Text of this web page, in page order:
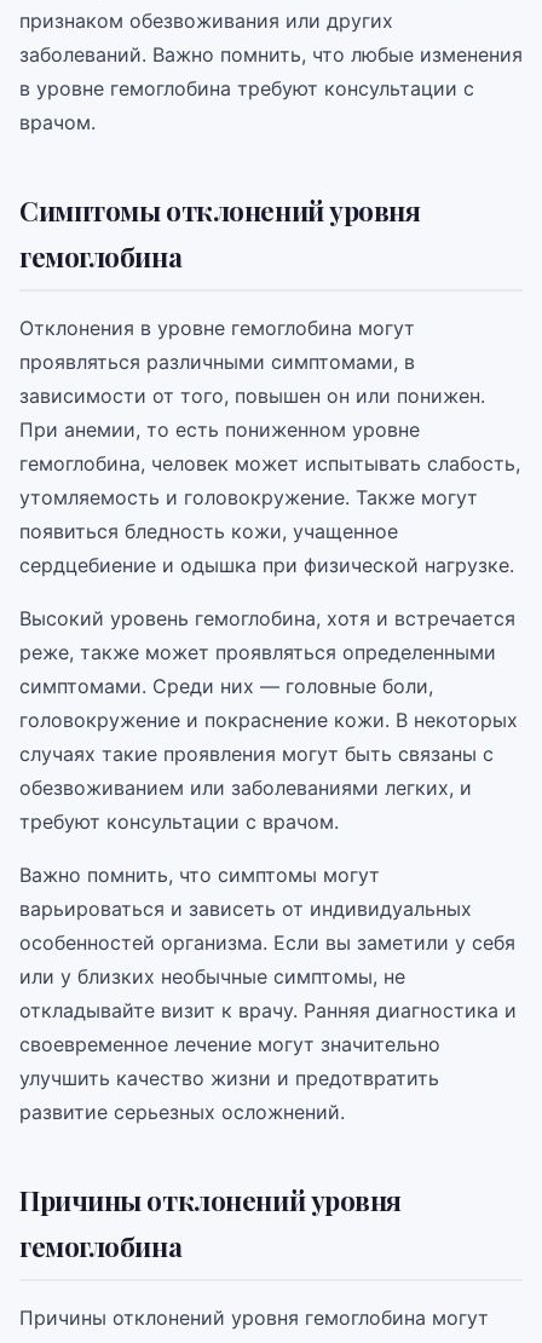
признаком обезвоживания или других
заболеваний. Важно помнить, что любые изменения
в уровне гемоглобина требуют консультации с
врачом.
Симптомы отклонений уровня
гемоглобина
Отклонения в уровне гемоглобина могут
проявляться различными симптомами, в
зависимости от того, повышен он или понижен.
При анемии, то есть пониженном уровне
гемоглобина, человек может испытывать слабость,
утомляемость и головокружение. Также могут
появиться бледность кожи, учащенное
сердцебиение и одышка при физической нагрузке.
Высокий уровень гемоглобина, хотя и встречается
реже, также может проявляться определенными
симптомами. Среди них — головные боли,
головокружение и покраснение кожи. В некоторых
случаях такие проявления могут быть связаны с
обезвоживанием или заболеваниями легких, и
требуют консультации с врачом.
Важно помнить, что симптомы могут
варьироваться и зависеть от индивидуальных
особенностей организма. Если вы заметили у себя
или у близких необычные симптомы, не
откладывайте визит к врачу. Ранняя диагностика и
своевременное лечение могут значительно
улучшить качество жизни и предотвратить
развитие серьезных осложнений.
Причины отклонений уровня
гемоглобина
Причины отклонений уровня гемоглобина могут